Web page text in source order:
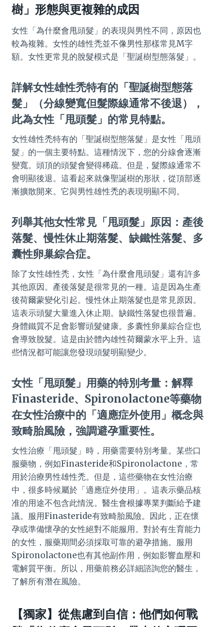
樹」形態與更複雜的成因
女性「為什麼會甩頭髮」的表現與男性不同，原因也
較為複雜。女性的雄性禿並不像男性那樣常見M字
額。女性更常見的脫髮模式是「聖誕樹型態落髮」。
詳解女性雄性禿特有的「聖誕樹型態落
髮」（分線變寬但髮際線通常不後退），
此為女性「甩頭髮」的常見特點。
女性雄性禿特有的「聖誕樹型態落髮」是女性「甩頭
髮」的一個主要特點。這種情況下，您的分線會逐漸
變寬。頭頂的頭髮會變得稀疏。但是，髮際線通常不
會明顯後退。這看起來就像聖誕樹的形狀，從頂部逐
漸擴散開來。它與男性雄性禿的表現明顯不同。
列舉其他女性常見「甩頭髮」原因：產後
落髮、慢性休止期落髮、缺鐵性落髮、多
囊性卵巢綜合症。
除了女性雄性禿，女性「為什麼會甩頭髮」還有許多
其他原因。產後落髮是很常見的一種。這是因為生產
後荷爾蒙變化引起。慢性休止期落髮也是常見原因。
這表示頭髮大量進入休止期。缺鐵性落髮也很普遍。
身體鐵質不足會影響頭髮健康。多囊性卵巢綜合症也
會導致脫髮。這是由於體內雄性荷爾蒙水平上升。這
些情況都可能讓您發現頭髮明顯變少。
女性「甩頭髮」用藥的特別考量：解釋
Finasteride、Spironolactone等藥物
在女性治療中的「適應症外使用」概念與
致畸胎風險，強調避孕重要性。
女性治療「甩頭髮」時，用藥需要特別考量。某些口
服藥物，例如Finasteride和Spironolactone，常
用於治療男性雄性禿。但是，這些藥物在女性治療
中，很多時候屬於「適應症外使用」。這表示藥品核
准的用途不包含此情況。醫生會根據專業判斷給予建
議。服用Finasteride有致畸胎風險。因此，正在懷
孕或準備懷孕的女性絕對不能服用。對於有生育能力
的女性，服藥期間必須採取可靠的避孕措施。服用
Spironolactone也有其他副作用，例如影響血壓和
電解質平衡。所以，用藥前務必詳細諮詢您的醫生，
了解所有潛在風險。
【獨家】從焦慮到自信：他們如何戰